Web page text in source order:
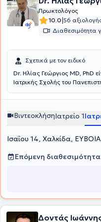
χειρουργικής. Χρησιμοποιεί
σύγχρονες τεχνικές
αποκατάσταση της
κοιλιοκήλης με διπλό πλέγμα
Πρωκτολόγος
10.0|56
Διαθεσιμότητα
Σχετικά με τον ειδικό
Dr. Ηλίας Γεώργιος MD, PhD
Ιατρικής Σχολής του
ΒιντεοκλήσηΙατρείο 1
Ισαΐου 14, Χαλκίδα, ΕΥΒΟΙΑ
Επόμενη διαθεσιμότητα
Δοντάς